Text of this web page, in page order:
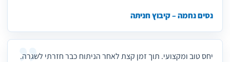
נסים נחמה – קיבוץ חניתה
יחס טוב ומקצועי. תוך זמן קצת לאחר הניתוח כבר חזרתי לשגרה.